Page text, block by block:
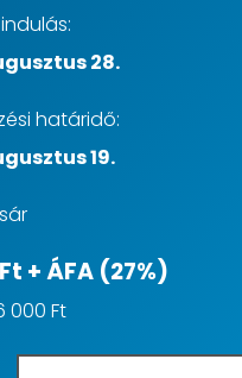
28.
határidő:
19.
+ ÁFA (27%)
000 Ft